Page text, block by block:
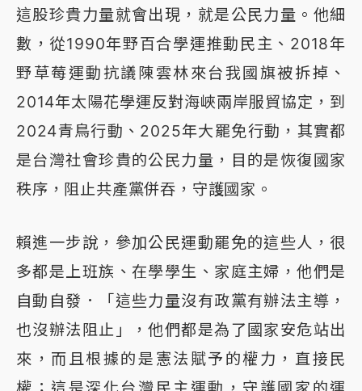
這股珍貴力量就會出現，就是公民力量。他細
數，從1990年野百合學運推動民主、2018年
野草莓運動抗議陳雲林來台我國旗被拆掉、
2014年太陽花學運反對海峽兩岸服貿協定，到
2024青鳥行動、2025年大罷免行動，其實都
是台灣社會珍貴的公民力量，目的是恢復國家
秩序，阻止共產黨併吞，守護國家。
賴進一步說，參加公民運動罷免的這些人，很
多都是上班族、在學學生、家庭主婦，他們是
自動自發．「這些力量沒有政黨有辦法主導，
也沒辦法阻止」，他們都是為了國家安危站出
來，而且根據的是憲法賦予的權力，直接民